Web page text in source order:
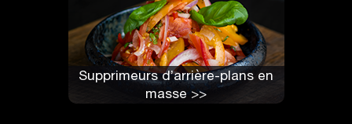
Supprimeurs d’arrière-plans en
masse >>